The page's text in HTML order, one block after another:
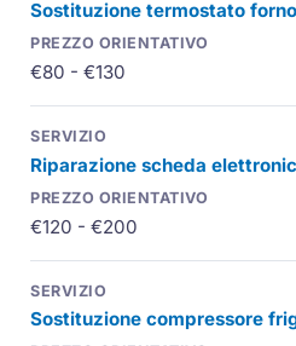
Sostituzione termostato forno
€80 - €130
Riparazione scheda
€120 - €200
Sostituzione compressore